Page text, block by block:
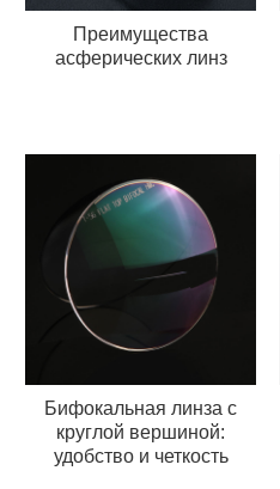
Преимущества
асферических линз
Бифокальная линза с
круглой вершиной:
удобство и четкость